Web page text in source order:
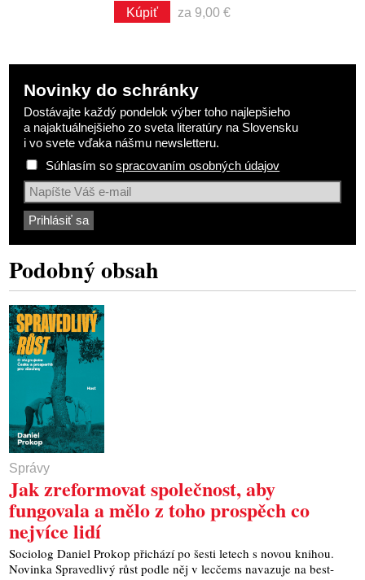
Kúpiť za 9,00 €
Novinky do schránky
Dostávajte každý pondelok výber toho najlepšieho
a najaktuálnejšieho zo sveta literatúry na Slovensku
i vo svete vďaka nášmu newsletteru.
Súhlasím sospracovaním osobných údajov
Podobný obsah
Správy
Jak zreformovat společnost, aby
fungovala a mělo z toho prospěch co
nejvíce lidí
Soci­o­log Daniel Pro­kop při­chá­zí po šes­ti letech s novou kni­hou.
Novin­ka Spra­ved­li­vý růst pod­le něj v lec­čems nava­zu­je na best­